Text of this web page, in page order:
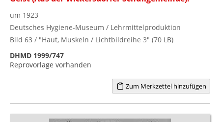
um 1923
Deutsches Hygiene-Museum / Lehrmittelproduktion
Bild 63 / "Haut, Muskeln / Lichtbildreihe 3" (70 LB)
DHMD 1999/747
Reprovorlage vorhanden
Zum Merkzettel hinzufügen